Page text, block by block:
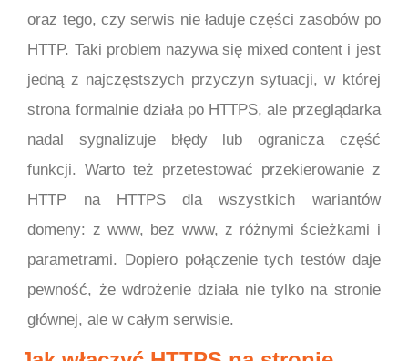
oraz tego, czy serwis nie ładuje części zasobów po
HTTP. Taki problem nazywa się mixed content i jest
jedną z najczęstszych przyczyn sytuacji, w której
strona formalnie działa po HTTPS, ale przeglądarka
nadal sygnalizuje błędy lub ogranicza część
funkcji. Warto też przetestować przekierowanie z
HTTP na HTTPS dla wszystkich wariantów
domeny: z www, bez www, z różnymi ścieżkami i
parametrami. Dopiero połączenie tych testów daje
pewność, że wdrożenie działa nie tylko na stronie
głównej, ale w całym serwisie.